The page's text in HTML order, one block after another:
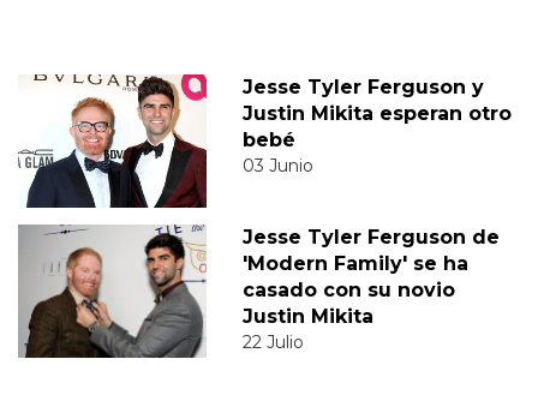
Jesse Tyler Ferguson y
Justin Mikita esperan otro
bebé
03 Junio
Jesse Tyler Ferguson de
'Modern Family' se ha
casado con su novio
Justin Mikita
22 Julio